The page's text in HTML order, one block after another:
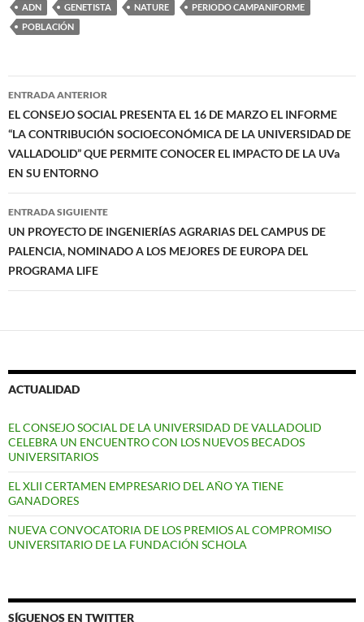
ADN GENETISTA NATURE
PERIODO CAMPANIFORME
POBLACIÓN
Navegación
de
entradas
ENTRADA ANTERIOR
EL CONSEJO SOCIAL PRESENTA EL 16 DE MARZO EL INFORME
“LA CONTRIBUCIÓN SOCIOECONÓMICA DE LA UNIVERSIDAD DE
VALLADOLID” QUE PERMITE CONOCER EL IMPACTO DE LA UVa
EN SU ENTORNO
ENTRADA SIGUIENTE
UN PROYECTO DE INGENIERÍAS AGRARIAS DEL CAMPUS DE
PALENCIA, NOMINADO A LOS MEJORES DE EUROPA DEL
PROGRAMA LIFE
ACTUALIDAD
EL CONSEJO SOCIAL DE LA UNIVERSIDAD DE VALLADOLID
CELEBRA UN ENCUENTRO CON LOS NUEVOS BECADOS
UNIVERSITARIOS
EL XLII CERTAMEN EMPRESARIO DEL AÑO YA TIENE
GANADORES
NUEVA CONVOCATORIA DE LOS PREMIOS AL COMPROMISO
UNIVERSITARIO DE LA FUNDACIÓN SCHOLA
SÍGUENOS EN TWITTER